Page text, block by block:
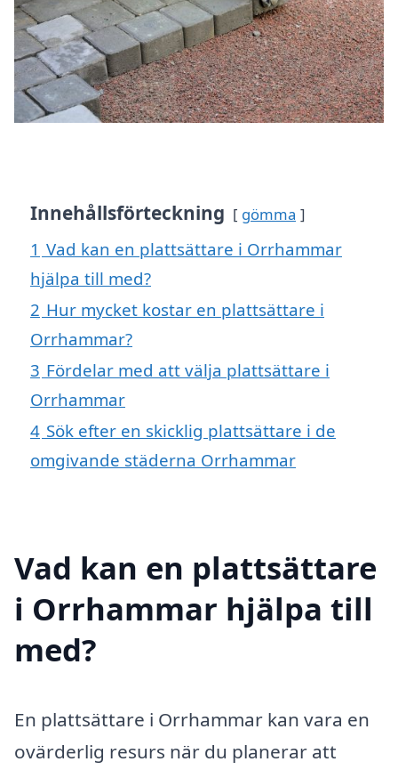
Innehållsförteckning gömma
1 Vad kan en plattsättare i Orrhammar
hjälpa till med?
2 Hur mycket kostar en plattsättare i
Orrhammar?
3 Fördelar med att välja plattsättare i
Orrhammar
4 Sök efter en skicklig plattsättare i de
omgivande städerna Orrhammar
Vad kan en plattsättare
i Orrhammar hjälpa till
med?
En plattsättare i Orrhammar kan vara en
ovärderlig resurs när du planerar att